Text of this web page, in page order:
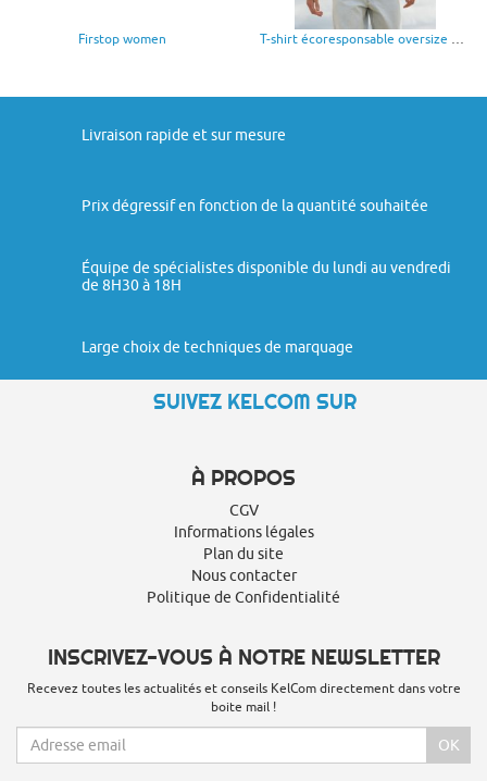
Firstop women T-shirt écoresponsable oversize homme
Livraison rapide et sur mesure
Prix dégressif en fonction de la quantité souhaitée
Équipe de spécialistes disponible du lundi au vendredi
de 8H30 à 18H
Large choix de techniques de marquage
SUIVEZ KELCOM SUR
À PROPOS
CGV
Informations légales
Plan du site
Nous contacter
Politique de Confidentialité
INSCRIVEZ-VOUS À NOTRE NEWSLETTER
Recevez toutes les actualités et conseils KelCom directement dans votre
boite mail !
OK